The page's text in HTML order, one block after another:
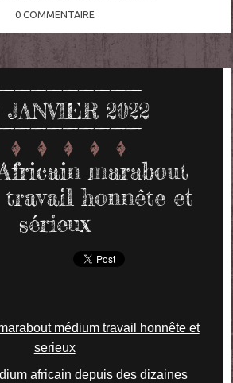
0 COMMENTAIRE
JANVIER 2022
marabout
travail honnête et
sérieux
médium travail honnête et
serieux
africain depuis des dizaines